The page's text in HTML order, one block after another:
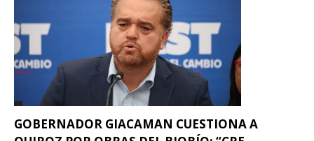
GOBERNADOR GIACAMAN CUESTIONA A